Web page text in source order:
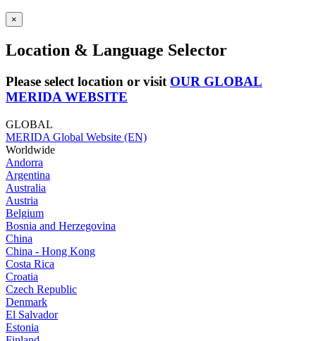
×
Location & Language Selector
Please select location or visit OUR GLOBAL
MERIDA WEBSITE
GLOBAL
MERIDA Global Website (EN)
Worldwide
Andorra
Argentina
Australia
Austria
Belgium
Bosnia and Herzegovina
China
China - Hong Kong
Costa Rica
Croatia
Czech Republic
Denmark
El Salvador
Estonia